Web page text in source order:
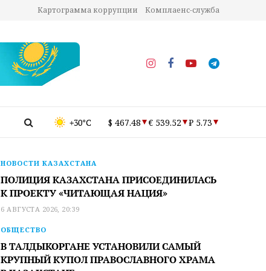
Картограмма коррупции Комплаенс-служба
+30°C $ 467.48 € 539.52 ₽ 5.73
НОВОСТИ КАЗАХСТАНА
ПОЛИЦИЯ КАЗАХСТАНА ПРИСОЕДИНИЛАСЬ
К ПРОЕКТУ «ЧИТАЮЩАЯ НАЦИЯ»
6 АВГУСТА 2026, 20:39
ОБЩЕСТВО
В ТАЛДЫКОРГАНЕ УСТАНОВИЛИ САМЫЙ
КРУПНЫЙ КУПОЛ ПРАВОСЛАВНОГО ХРАМА